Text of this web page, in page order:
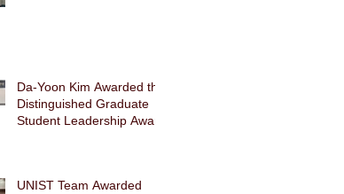
Da-Yoon Kim Awarded the
Distinguished Graduate
Student Leadership Award
UNIST Team Awarded